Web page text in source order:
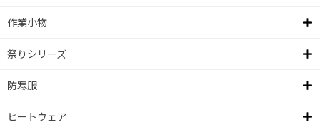
作業小物
祭りシリーズ
防寒服
ヒートウェア